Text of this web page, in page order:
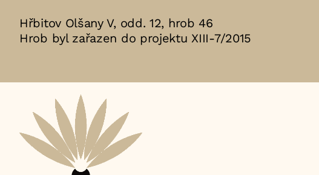
Hřbitov Olšany V, odd. 12, hrob 46
Hrob byl zařazen do projektu XIII-7/2015
Aktuální
adopční
nájemce: